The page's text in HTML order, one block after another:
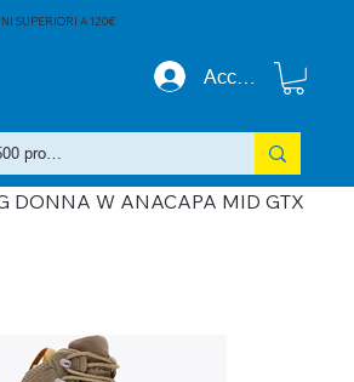
Accedi
SUPERIORI A 120€
DONNA W ANACAPA MID GTX